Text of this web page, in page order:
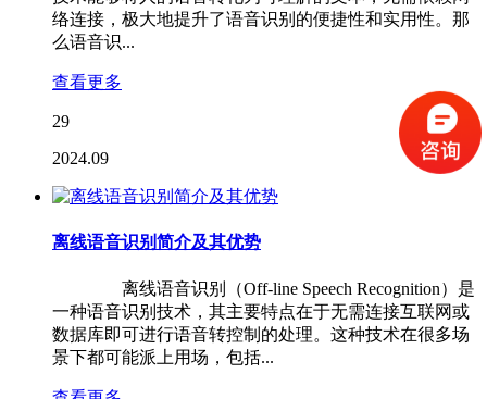
络连接，极大地提升了语音识别的便捷性和实用性。那
么语音识...
查看更多
29
2024.09
离线语音识别简介及其优势
离线语音识别（Off-line Speech Recognition）是
一种语音识别技术，其主要特点在于无需连接互联网或
数据库即可进行语音转控制的处理。这种技术在很多场
景下都可能派上用场，包括...